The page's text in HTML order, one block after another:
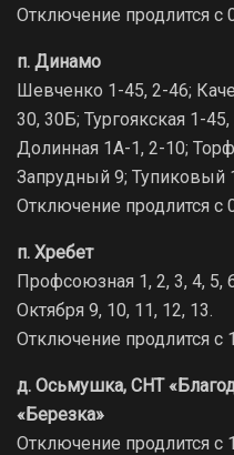
Отключение продлится с
п. Динамо
Шевченко 1-45, 2-46;
30, 30Б; Тургоякская 1-
Долинная 1А-1, 2-10;
Запрудный 9; Тупиковый
Отключение продлится с
п. Хребет
Профсоюзная 1, 2, 3, 4, 5,
Октября 9, 10, 11, 12, 13.
Отключение продлится с
д. Осьмушка, СНТ
«Березка»
Отключение продлится с